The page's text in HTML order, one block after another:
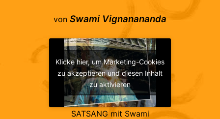
von Swami Vignanananda
Klicke hier, um Marketing-Cookies
zu akzeptieren und diesen Inhalt
zu aktivieren
SATSANG mit Swami